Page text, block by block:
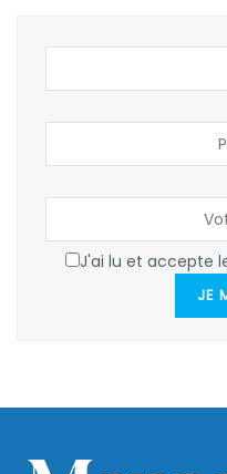
J'ai lu et accepte
JE